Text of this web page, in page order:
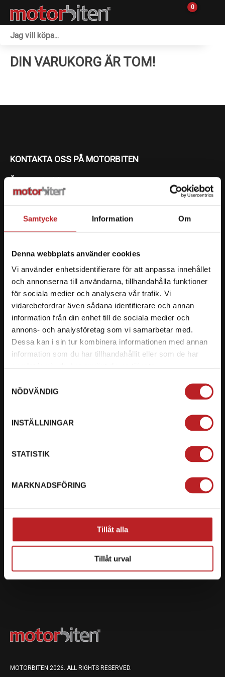
Samtycke Information Om
Denna webbplats använder cookies
Vi använder enhetsidentifierare för att anpassa innehållet
och annonserna till användarna, tillhandahålla funktioner
för sociala medier och analysera vår trafik. Vi
vidarebefordrar även sådana identifierare och annan
information från din enhet till de sociala medier och
annons- och analysföretag som vi samarbetar med.
Dessa kan i sin tur kombinera informationen med annan
information som du har tillhandahållit eller som de har
NÖDVÄNDIG
INSTÄLLNINGAR
STATISTIK
MARKNADSFÖRING
Tillåt alla
Tillåt urval
0
Personlig utrustning
Sprängskisser
Verkstad
DIN VARUKORG ÄR TOM!
KONTAKTA OSS PÅ MOTORBITEN
Ångra mitt köp
023-13366
Ryckepungsvägen 3, 79177 Falun
BETALNING
Vi erbjuder flera olika betalsätt. Dina köp är alltid
skyddade med krypteringsteknik.
Motorbiten grundades 2004 och är idag Dalarnas
Vi säljer Lynx & Ski-Doo snöskotrar. Can-Am och CF-
Mopeder. Sea-doo vattenskotrar. Släpvagnar. Kläder
och utrustning. Reservdelar och tillbehör.
MOTORBITEN 2026. ALL RIGHTS RESERVED.